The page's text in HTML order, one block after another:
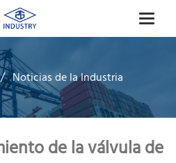
Noticias de la Industria
de la válvula de